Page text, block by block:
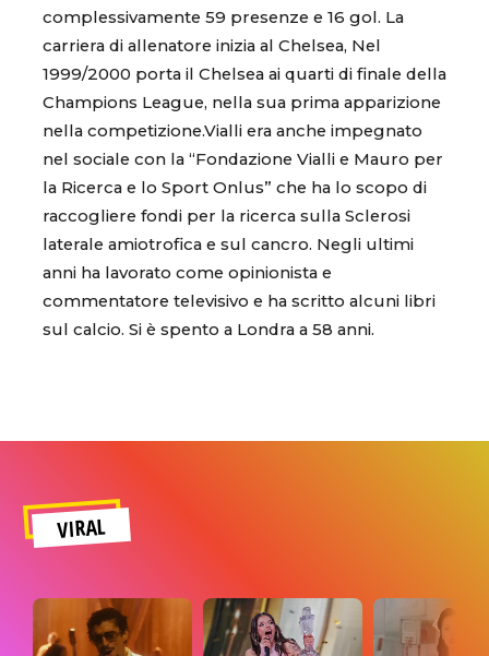
complessivamente 59 presenze e 16 gol. La
carriera di allenatore inizia al Chelsea, Nel
1999/2000 porta il Chelsea ai quarti di finale della
Champions League, nella sua prima apparizione
nella competizione.Vialli era anche impegnato
nel sociale con la “Fondazione Vialli e Mauro per
la Ricerca e lo Sport Onlus” che ha lo scopo di
raccogliere fondi per la ricerca sulla Sclerosi
laterale amiotrofica e sul cancro. Negli ultimi
anni ha lavorato come opinionista e
commentatore televisivo e ha scritto alcuni libri
sul calcio. Si è spento a Londra a 58 anni.
VIRAL